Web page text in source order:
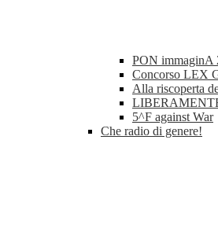
PON immaginA
Concorso LEX
Alla riscoperta
5^F against War
Che radio di genere!